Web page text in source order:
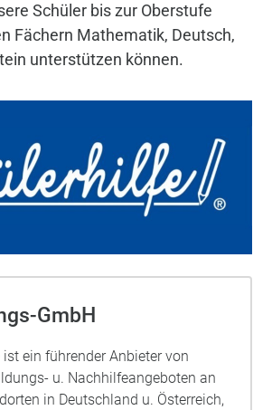
Schüler bis zur Oberstufe
Fächern Mathematik, Deutsch,
unterstützen können.
GmbH
ist ein führender Anbieter von
u. Nachhilfeangeboten an
in Deutschland u. Österreich,